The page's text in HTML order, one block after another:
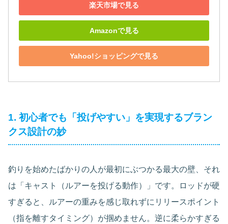
楽天市場で見る
Amazonで見る
Yahoo!ショッピングで見る
1. 初心者でも「投げやすい」を実現するブラン
クス設計の妙
釣りを始めたばかりの人が最初にぶつかる最大の壁、それ
は「キャスト（ルアーを投げる動作）」です。ロッドが硬
すぎると、ルアーの重みを感じ取れずにリリースポイント
（指を離すタイミング）が掴めません。逆に柔らかすぎる